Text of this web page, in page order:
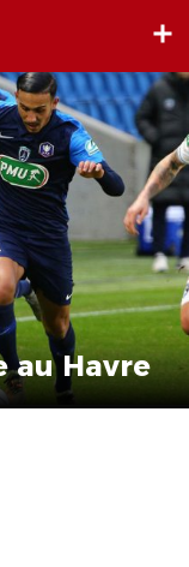
au Havre